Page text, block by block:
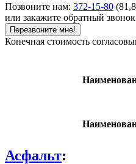
Позвоните нам: 372-15-80
или закажите обратный звонок
Перезвоните мне!
Конечная стоимость
Асфальт: